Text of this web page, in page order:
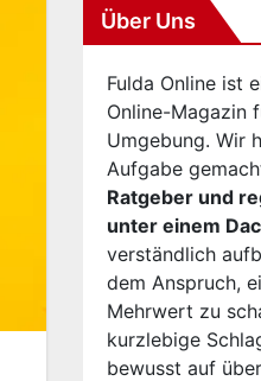
Über Uns
Fulda Online ist
Online-Magazin
Umgebung. Wir
Aufgabe
Ratgeber und
unter einem
verständlich
dem Anspruch,
Mehrwert zu
kurzlebige
bewusst auf